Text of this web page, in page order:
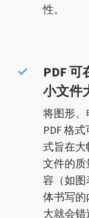
性。
PDF
小文件
将图形
PDF 格
式旨在
文件的
容（如
体书写
大就会错